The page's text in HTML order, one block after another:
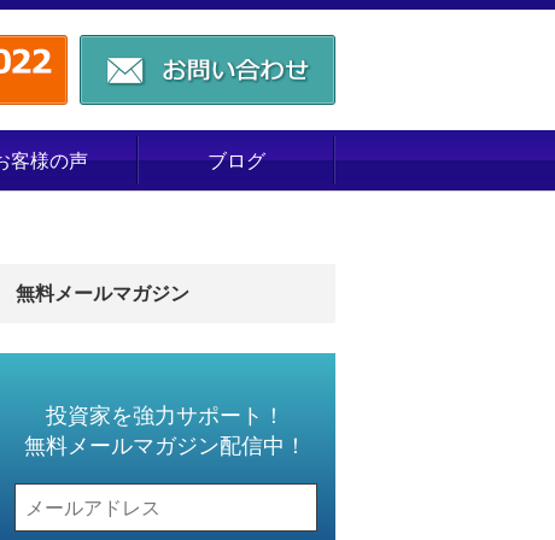
客様の声 ブログ
無料メールマガジン
投資家を強力サポート！
無料メールマガジン配信中！